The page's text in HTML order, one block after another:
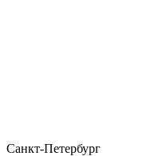
Санкт-Петербург